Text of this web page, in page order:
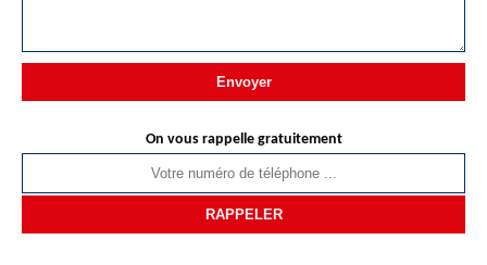
On vous rappelle gratuitement